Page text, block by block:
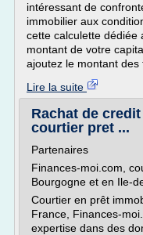
intéressant de
immobilier aux
cette calculette dédiée
montant de votre
ajoutez le montant des
Lire la suite
Rachat de
courtier pret ...
Partenaires
Finances-moi.com,
Bourgogne et en Ile-
Courtier en prêt
France, Finances-
expertise dans des